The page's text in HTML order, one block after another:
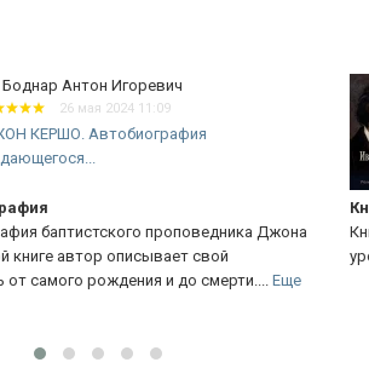
Боднар Антон Игоревич
26 мая 2024 11:09
КЕРШО. Автобиография
баптистского проповедника Джона
книге автор описывает свой
от самого рождения и до смерти....Еще